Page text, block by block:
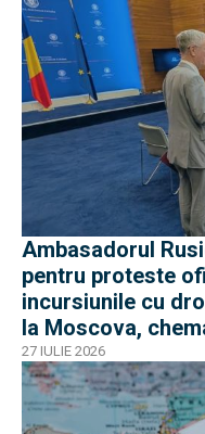
Ambasadorul
pentru proteste
incursiunile cu
la Moscova,
27 IULIE 2026